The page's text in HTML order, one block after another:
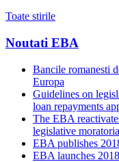
Toate stirile
Noutati EBA
Bancile romanesti
Europa
Guidelines on
loan repayments
The EBA
legislative moratoria
EBA publishes
EBA launches